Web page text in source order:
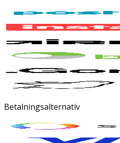
Betalningsalternativ